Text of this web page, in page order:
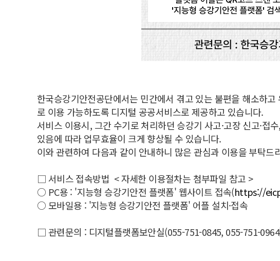
한국승강기안전공단에서는 민간에서 겪고 있는 불편을 해소하
로 이용 가능하도록 디지털 공공서비스로 제공하고 있습니다.
서비스 이용시, 그간 수기로 처리하던 승강기 사고·고장 신고·
있음에 따라 업무효율이 크게 향상될 수 있습니다.
이와 관련하여 다음과 같이 안내하니 많은 관심과 이용을 부탁드
□ 서비스 접속방법 < 자세한 이용절차는 첨부파일 참고 >
○ PC용 : '지능형 승강기안전 플랫폼' 웹사이트 접속(https://
○ 모바일용 : '지능형 승강기안전 플랫폼' 어플 설치·접속
□ 관련문의 : 디지털플랫폼보안실(055-751-0845, 055-751-